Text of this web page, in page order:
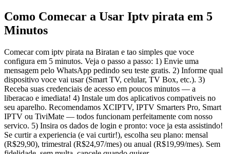
Como Comecar a Usar Iptv pirata em 5
Minutos
Comecar com iptv pirata na Biratan e tao simples que voce
configura em 5 minutos. Veja o passo a passo: 1) Envie uma
mensagem pelo WhatsApp pedindo seu teste gratis. 2) Informe qual
dispositivo voce vai usar (Smart TV, celular, TV Box, etc.). 3)
Receba suas credenciais de acesso em poucos minutos — a
liberacao e imediata! 4) Instale um dos aplicativos compativeis no
seu aparelho. Recomendamos XCIPTV, IPTV Smarters Pro, Smart
IPTV ou TiviMate — todos funcionam perfeitamente com nosso
servico. 5) Insira os dados de login e pronto: voce ja esta assistindo!
Se curtir a experiencia (e vai curtir!), escolha seu plano: mensal
(R$29,90), trimestral (R$24,97/mes) ou anual (R$19,99/mes). Sem